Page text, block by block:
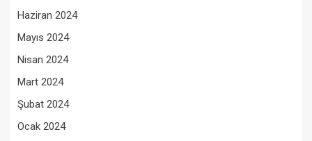
Haziran 2024
Mayıs 2024
Nisan 2024
Mart 2024
Şubat 2024
Ocak 2024